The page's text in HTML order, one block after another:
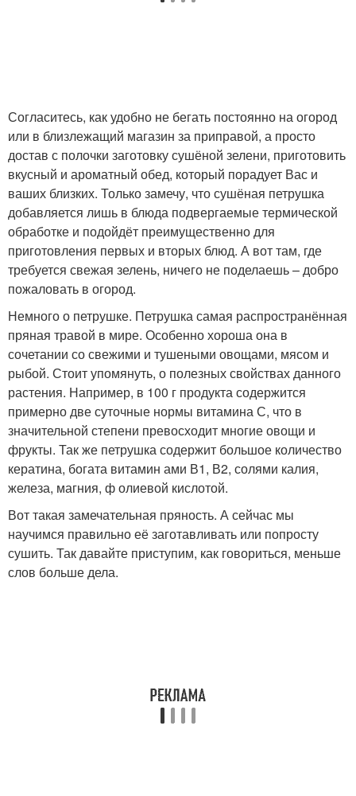
Согласитесь, как удобно не бегать постоянно на огород
или в близлежащий магазин за приправой, а просто
достав с полочки заготовку сушёной зелени, приготовить
вкусный и ароматный обед, который порадует Вас и
ваших близких. Только замечу, что сушёная петрушка
добавляется лишь в блюда подвергаемые термической
обработке и подойдёт преимущественно для
приготовления первых и вторых блюд. А вот там, где
требуется свежая зелень, ничего не поделаешь – добро
пожаловать в огород.
Немного о петрушке. Петрушка самая распространённая
пряная травой в мире. Особенно хороша она в
сочетании со свежими и тушеными овощами, мясом и
рыбой. Стоит упомянуть, о полезных свойствах данного
растения. Например, в 100 г продукта содержится
примерно две суточные нормы витамина С, что в
значительной степени превосходит многие овощи и
фрукты. Так же петрушка содержит большое количество
кератина, богата витамин ами В1, В2, солями калия,
железа, магния, ф олиевой кислотой.
Вот такая замечательная пряность. А сейчас мы
научимся правильно её заготавливать или попросту
сушить. Так давайте приступим, как говориться, меньше
слов больше дела.